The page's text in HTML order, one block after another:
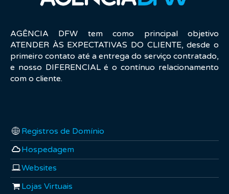
AGÊNCIA DFW tem como principal objetivo
ATENDER ÀS EXPECTATIVAS DO CLIENTE, desde o
primeiro contato até a entrega do serviço contratado,
e nosso DIFERENCIAL é o contínuo relacionamento
com o cliente.
Registros de Domínio
Hospedagem
Websites
Lojas Virtuais